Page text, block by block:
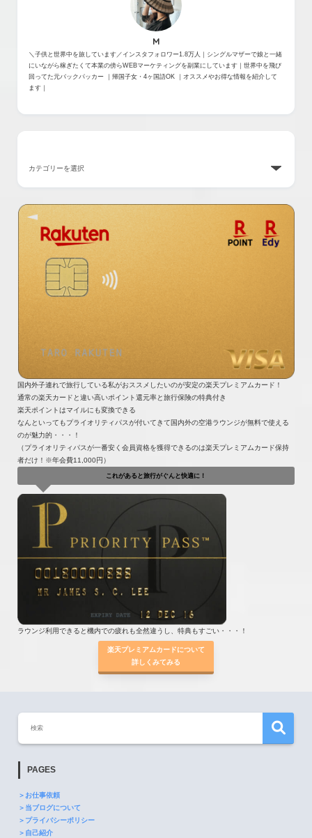
M
＼子供と世界中を旅しています／インスタフォロワー1.8万人｜シングルマザーで娘と一緒
にいながら稼ぎたくて本業の傍らWEBマーケティングを副業にしています｜世界中を飛び
回ってた元バックパッカー ｜帰国子女・4ヶ国語OK ｜オススメやお得な情報を紹介して
ます｜
国内外子連れで旅行している私がおススメしたいのが安定の楽天プレミアムカード！
通常の楽天カードと違い高いポイント還元率と旅行保険の特典付き
楽天ポイントはマイルにも変換できる
なんといってもプライオリティパスが付いてきて国内外の空港ラウンジが無料で使える
のが魅力的・・・！
（プライオリティパスが一番安く会員資格を獲得できるのは楽天プレミアムカード保持
者だけ！※年会費11,000円）
これがあると旅行がぐんと快適に！
ラウンジ利用できると機内での疲れも全然違うし、特典もすごい・・・！
楽天プレミアムカードについて
詳しくみてみる
PAGES
＞お仕事依頼
＞当ブログについて
＞プライバシーポリシー
＞自己紹介